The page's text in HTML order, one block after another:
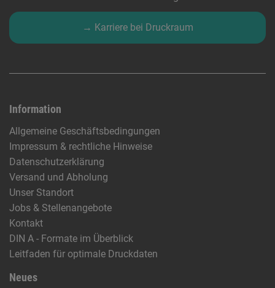
→ Karriere bei Druckraum
Information
Allgemeine Geschäftsbedingungen
Impressum & rechtliche Hinweise
Datenschutzerklärung
Versand und Abholung
Unser Standort
Jobs & Stellenangebote
Kontakt
DIN A - Formate im Überblick
Leitfaden für optimale Druckdaten
Neues